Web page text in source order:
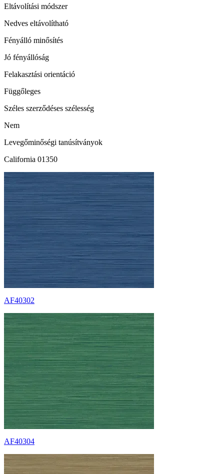
Eltávolítási módszer
Nedves eltávolítható
Fényálló minősítés
Jó fényállóság
Felakasztási orientáció
Függőleges
Széles szerződéses szélesség
Nem
Levegőminőségi tanúsítványok
California 01350
AF40302
AF40304